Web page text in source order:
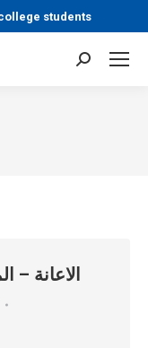
students
Search:
الاعانة –